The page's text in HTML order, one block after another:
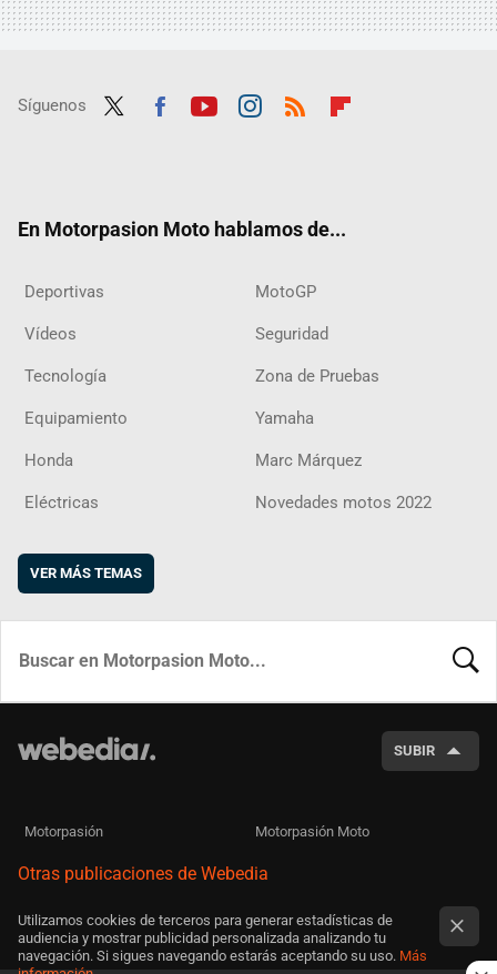
Síguenos
En Motorpasion Moto hablamos de...
Deportivas MotoGP
Vídeos Seguridad
Tecnología Zona de Pruebas
Equipamiento Yamaha
Honda Marc Márquez
Eléctricas Novedades motos 2022
VER MÁS TEMAS
SUBIR
Motorpasión Motorpasión Moto
Otras publicaciones de Webedia
Utilizamos cookies de terceros para generar estadísticas de
audiencia y mostrar publicidad personalizada analizando tu
navegación. Si sigues navegando estarás aceptando su uso. Más